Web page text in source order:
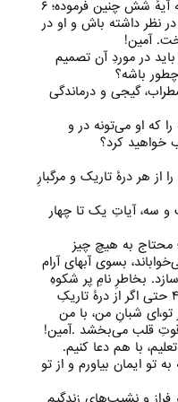
با این حال، خداوند در امثال فصلِ سه آیهٔ شش چنین فرموده؛ ۶
نظر داشته باش و او در
آمین!
در موردِ آن تصمیم
باشه؟
گیجی و درماندگی
را که او می‌‌تونه در و
خواهید کرد؟
از هر درهٔ تاریک و مرگبارِ
و سه، آیاتِ یک تا چهار
است؛ محتاج به هیچ چیز
می‌‌خواباند، بسوی آبهای آرام
می‌‌سازد. بخاطرِ نامِ پر شکوهِ
خود مرا به راهِ راست رهبری می‌‌کند. ۴ حتی اگر از درهٔ تاریکِ
تو،‌ای شبانِ من، با من
قلب می‌‌بخشد .آمین!
با هم دعا کنیم.
ایمان بیاورم و از تو